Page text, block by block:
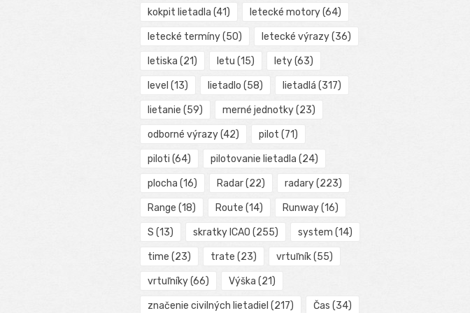
kokpit lietadla (41) letecké motory(64)
letecké termíny(50) letecké výrazy(36)
letiska (21) letu (15) lety(63)
level (13) lietadlo (58) lietadlá (317)
lietanie (59) merné jednotky(23)
odborné výrazy(42) pilot (71)
piloti (64) pilotovanie lietadla (24)
plocha (16) Radar(22) radary(223)
Range (18) Route (14) Runway(16)
S (13) skratky ICAO (255) system (14)
time (23) trate (23) vrtuľník(55)
vrtuľníky(66) Výška (21)
značenie civilných lietadiel (217) Čas (34)